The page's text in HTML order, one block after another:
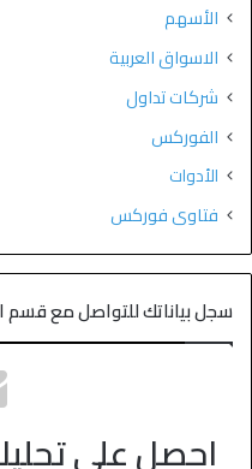
الأسهم
الاسواق العربية
شركات تداول
الفوركس
الأدوات
فتاوى فوركس
سجل بياناتك للتواصل مع قسم
احصل على